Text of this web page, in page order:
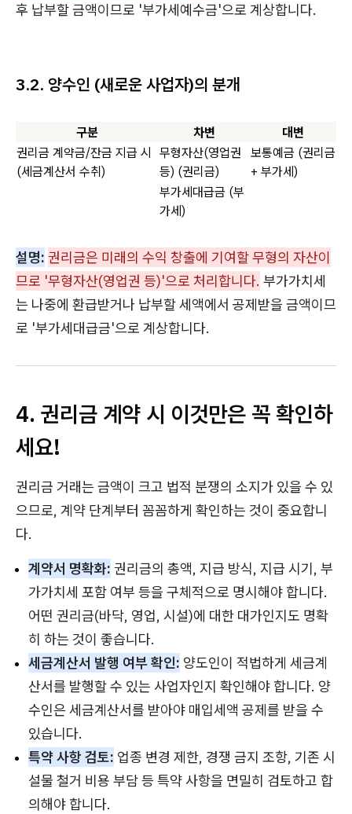
후 납부할 금액이므로 '부가세예수금'으로 계상합니다.
3.2. 양수인 (새로운 사업자)의 분개
구분 차변
대변
권리금 계약금/잔금 지급 시
(세금계산서 수취)
무형자산(영업권
등) (권리금)
보통예금 (권리금
+ 부가세)
부가세대급금 (부
가세)
설명: 권리금은 미래의 수익 창출에 기여할 무형의 자산이
므로 '무형자산(영업권 등)'으로 처리합니다. 부가가치세
는 나중에 환급받거나 납부할 세액에서 공제받을 금액이므
로 '부가세대급금'으로 계상합니다.
4. 권리금 계약 시 이것만은 꼭확인하
세요!
권리금 거래는 금액이 크고 법적 분쟁의 소지가 있을 수 있
으므로, 계약 단계부터 꼼꼼하게 확인하는 것이 중요합니
다.
계약서 명확화: 권리금의 총액, 지급 방식, 지급 시기, 부
가가치세 포함 여부 등을 구체적으로 명시해야 합니다.
어떤 권리금(바닥, 영업, 시설)에 대한 대가인지도 명확
히 하는 것이 좋습니다.
세금계산서 발행 여부 확인: 양도인이 적법하게 세금계
산서를 발행할 수 있는 사업자인지 확인해야 합니다. 양
수인은 세금계산서를 받아야 매입세액 공제를 받을 수
있습니다.
특약 사항 검토: 업종 변경 제한, 경쟁 금지 조항, 기존 시
설물 철거 비용 부담 등 특약 사항을 면밀히 검토하고 합
의해야 합니다.